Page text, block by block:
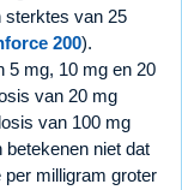
sterktes van 25
200).
5 mg, 10 mg en 20
van 20 mg
van 100 mg
betekenen niet dat
milligram groter